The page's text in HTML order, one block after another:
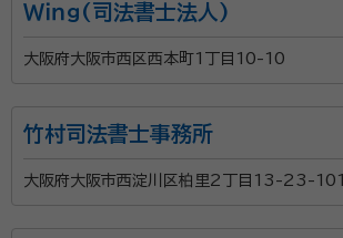
Ｗｉｎｇ(司法書士法人)
大阪府大阪市西区西本町1丁目10-10
竹村司法書士事務所
大阪府大阪市西淀川区柏里2丁目13-23-101